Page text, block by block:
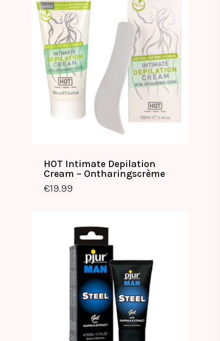
HOT Intimate Depilation
Cream – Ontharingscrème
€19.99
€19.99